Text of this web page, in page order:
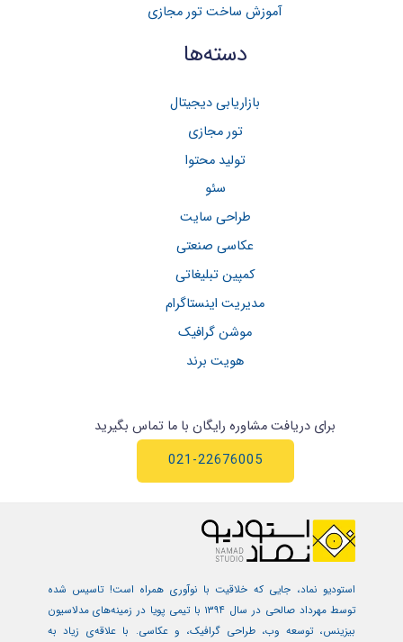
آموزش ساخت تور مجازی
دسته‌ها
بازاریابی دیجیتال
تور مجازی
تولید محتوا
سئو
طراحی سایت
عکاسی صنعتی
کمپین تبلیغاتی
مدیریت اینستاگرام
موشن گرافیک
هویت برند
برای دریافت مشاوره رایگان با ما تماس بگیرید
021-22676005
استودیو نماد، جایی که خلاقیت با نوآوری همراه است! تاسیس شده
توسط مهرداد صالحی در سال ۱۳۹۴ با تیمی پویا در زمینه‌های مدلاسیون
بیزینس، توسعه وب، طراحی گرافیک، و عکاسی. با علاقه‌ی زیاد به